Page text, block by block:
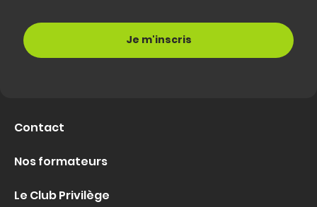
Contact
Nos formateurs
Le Club Privilège